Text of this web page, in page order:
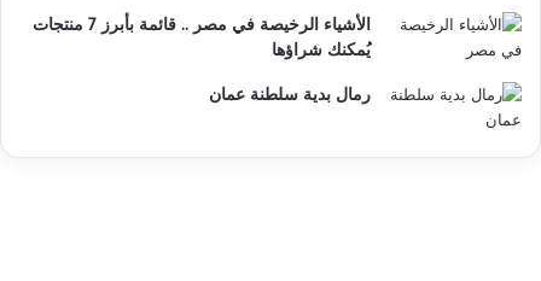
الأشياء الرخيصة في مصر .. قائمة بأبرز 7 منتجات
يُمكنك شراؤها
رمال بدية سلطنة عمان